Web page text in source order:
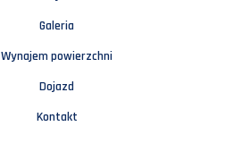
Galeria
Wynajem powierzchni
Dojazd
Kontakt